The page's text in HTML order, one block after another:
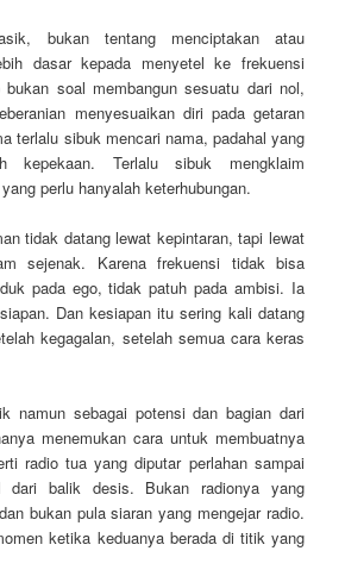
bukan tentang menciptakan atau
dasar kepada menyetel ke frekuensi
soal membangun sesuatu dari nol,
menyesuaikan diri pada getaran
terlalu sibuk mencari nama, padahal yang
kepekaan. Terlalu sibuk mengklaim
perlu hanyalah keterhubungan.
tidak datang lewat kepintaran, tapi lewat
sejenak. Karena frekuensi tidak bisa
pada ego, tidak patuh pada ambisi. Ia
Dan kesiapan itu sering kali datang
kegagalan, setelah semua cara keras
namun sebagai potensi dan bagian dari
menemukan cara untuk membuatnya
radio tua yang diputar perlahan sampai
dari balik desis. Bukan radionya yang
bukan pula siaran yang mengejar radio.
ketika keduanya berada di titik yang